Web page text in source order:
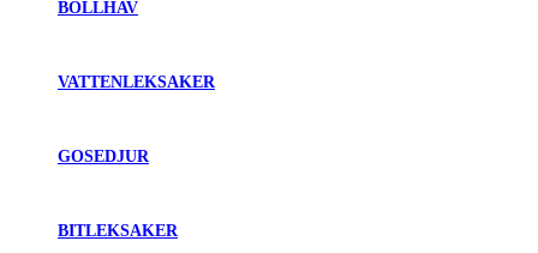
BOLLHAV
VATTENLEKSAKER
GOSEDJUR
BITLEKSAKER